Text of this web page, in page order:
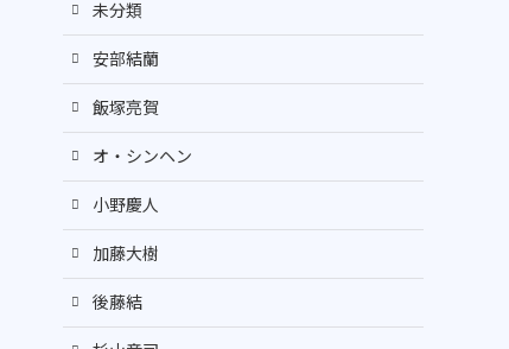
未分類
安部結蘭
飯塚亮賀
オ・シンヘン
小野慶人
加藤大樹
後藤結